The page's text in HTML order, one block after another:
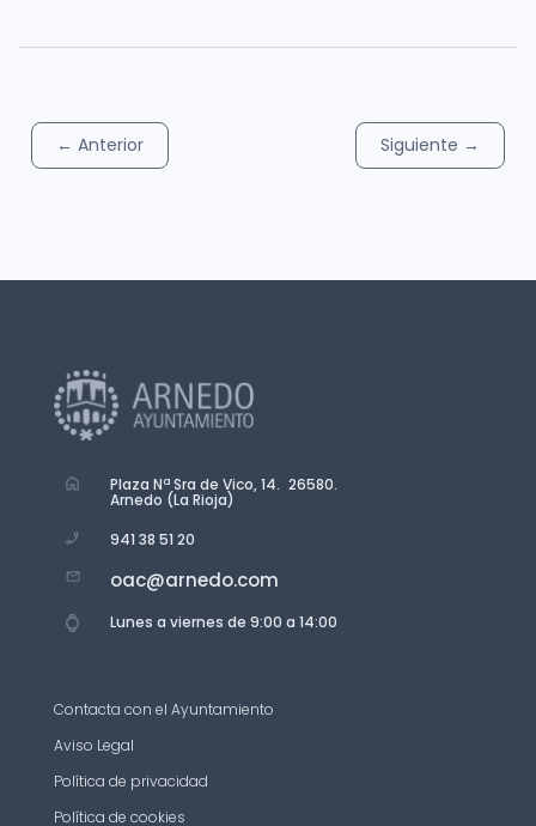
← Anterior Siguiente →
Plaza Nª Sra de Vico, 14. 26580.
Arnedo (La Rioja)
941 38 51 20
oac@arnedo.com
Lunes a viernes de 9:00 a 14:00
Contacta con el Ayuntamiento
Aviso Legal
Política de privacidad
Política de cookies